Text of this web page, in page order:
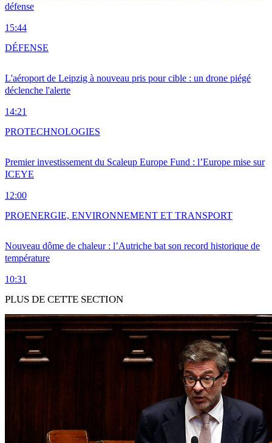
défense
15:44
L'aéroport de Leipzig à nouveau pris pour cible : un drone piégé
déclenche l'alerte
14:21
DÉFENSE
Premier investissement du Scaleup Europe Fund : l’Europe mise sur
ICEYE
12:00
PROTECHNOLOGIES
Nouveau dôme de chaleur : l’Autriche bat son record historique de
température
10:31
PROENERGIE, ENVIRONNEMENT ET TRANSPORT
PLUS DE CETTE SECTION